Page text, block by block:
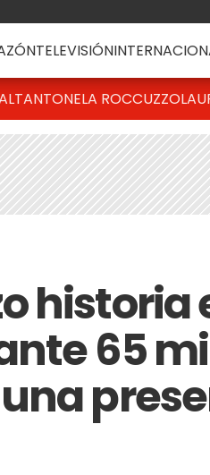
TELEVISIÓN
ANTONELA ROCCUZZO
historia
65